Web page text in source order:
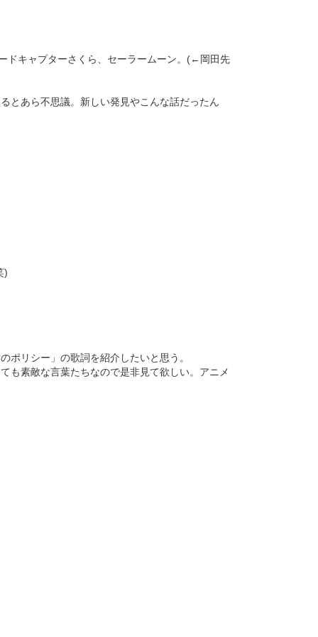
ドキャプターさくら、セーラームーン。(←岡田先
とあら不思議。新しい発見やこんな話だったん
)
ポリシー」の歌詞を紹介したいと思う。
も素敵な言葉たちなので是非見て欲しい。アニメ